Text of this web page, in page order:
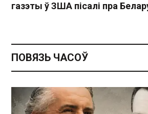
газэты ў ЗША пісалі пра
ПОВЯЗЬ ЧАСОЎ